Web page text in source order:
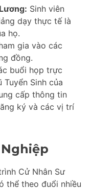
Sinh viên
dạy thực tế là
họ.
gia vào các
đồng.
buổi họp trực
Sinh của
cấp thông tin
ký và các vị trí
Cử Nhân Sư
thể theo đuổi nhiều